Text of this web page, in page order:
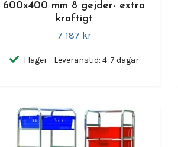
600x400 mm 8 gejder- extra
kraftigt
7 187 kr
I lager - Leveranstid: 4-7 dagar